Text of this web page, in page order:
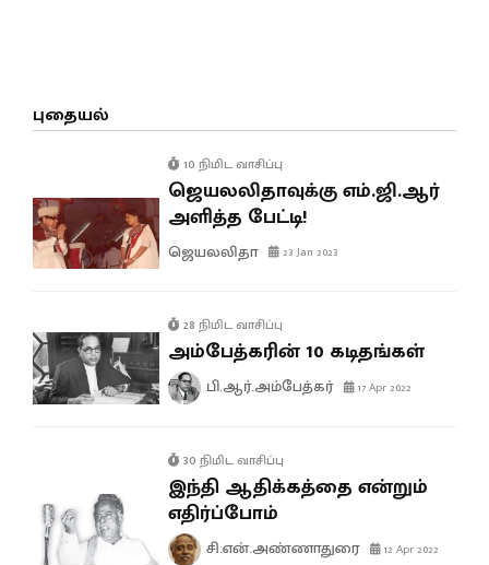
புதையல்
10 நிமிட வாசிப்பு
ஜெயலலிதாவுக்கு எம்.ஜி.ஆர்
அளித்த பேட்டி!
ஜெயலலிதா 23 Jan 2023
28 நிமிட வாசிப்பு
அம்பேத்கரின் 10 கடிதங்கள்
பி.ஆர்.அம்பேத்கர் 17 Apr 2022
30 நிமிட வாசிப்பு
இந்தி ஆதிக்கத்தை என்றும்
எதிர்ப்போம்
சி.என்.அண்ணாதுரை 12 Apr 2022